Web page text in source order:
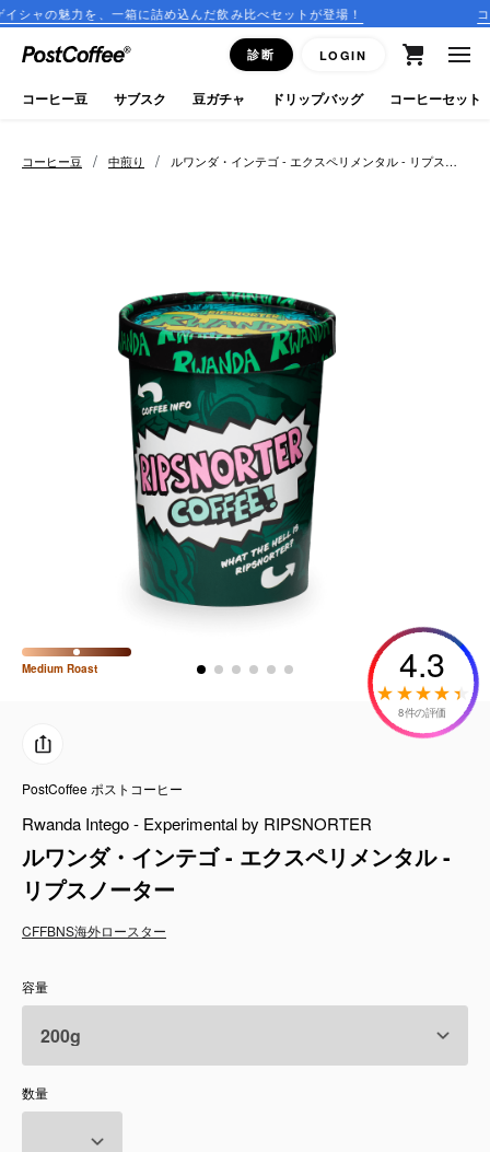
一箱に詰め込んだ飲み比べセットが登場！ コーヒーのサブ
診断 LOGIN
close
ログイン
新規会員登録
keyboard_arrow_right
ドリップバッグ
ミルク・フード類
CFFBNS
ギフトセット
リキッド
特集
卸販売
よくある質問
コーヒー豆 / 中煎り / ルワンダ・インテゴ - エクスペリメンタル - リプスノ
ーター
Medium Roast 4.3
8件の評価
PostCoffee ポストコーヒー
Rwanda Intego - Experimental by RIPSNORTER
ルワンダ・インテゴ - エクスペリメンタル -
リプスノーター
CFFBNS海外ロースター
容量
数量
コーヒー豆 サブスク 豆ガチャ ドリップバッグ コーヒーセット